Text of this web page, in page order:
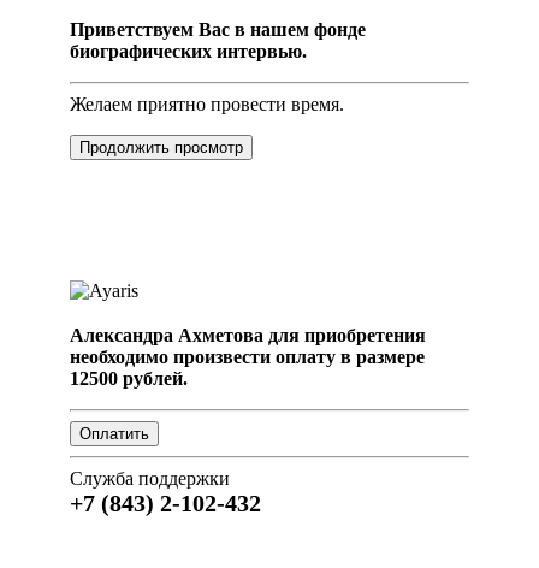
Приветствуем Вас в нашем фонде
биографических интервью.
Желаем приятно провести время.
Продолжить просмотр
Александра Ахметова для приобретения
необходимо произвести оплату в размере
12500 рублей.
Служба поддержки
+7 (843) 2-102-432